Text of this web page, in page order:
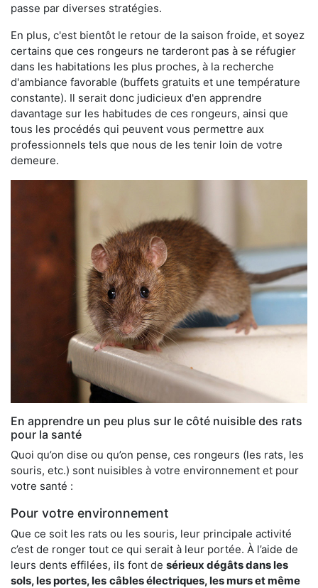
passe par diverses stratégies.
En plus, c'est bientôt le retour de la saison froide, et soyez
certains que ces rongeurs ne tarderont pas à se réfugier
dans les habitations les plus proches, à la recherche
d'ambiance favorable (buffets gratuits et une température
constante). Il serait donc judicieux d'en apprendre
davantage sur les habitudes de ces rongeurs, ainsi que
tous les procédés qui peuvent vous permettre aux
professionnels tels que nous de les tenir loin de votre
demeure.
En apprendre un peu plus sur le côté nuisible des rats
pour la santé
Quoi qu’on dise ou qu’on pense, ces rongeurs (les rats, les
souris, etc.) sont nuisibles à votre environnement et pour
votre santé :
Pour votre environnement
Que ce soit les rats ou les souris, leur principale activité
c’est de ronger tout ce qui serait à leur portée. À l’aide de
leurs dents effilées, ils font de sérieux dégâts dans les
sols, les portes, les câbles électriques, les murs et même